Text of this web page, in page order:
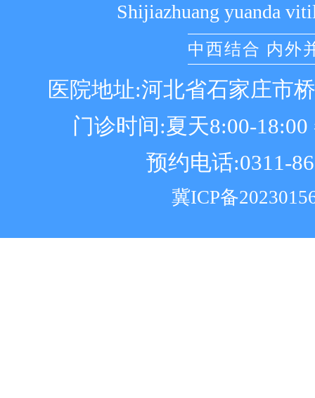
Shijiazhuang yuanda
中西结合 内外
医院地址:河北省石家庄市
门诊时间:夏天8:00-18:00
预约电话:0311-
冀ICP备